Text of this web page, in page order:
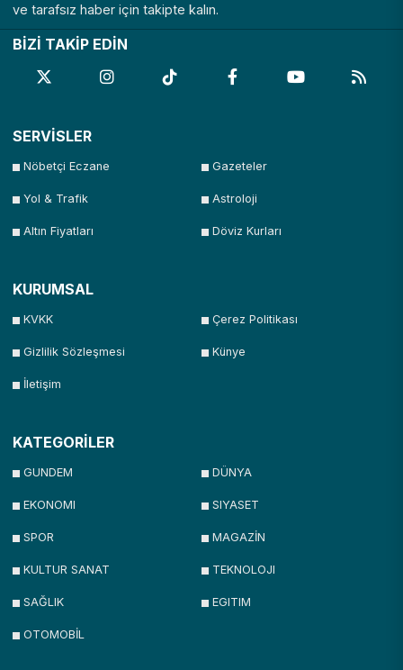
ve tarafsız haber için takipte kalın.
BİZİ TAKİP EDİN
SERVİSLER
Nöbetçi Eczane Gazeteler
Yol & Trafik Astroloji
Altın Fiyatları Döviz Kurları
KURUMSAL
KVKK Çerez Politikası
Gizlilik Sözleşmesi Künye
İletişim
KATEGORİLER
GUNDEM DÜNYA
EKONOMI SIYASET
SPOR MAGAZİN
KULTUR SANAT TEKNOLOJI
SAĞLIK EGITIM
OTOMOBİL